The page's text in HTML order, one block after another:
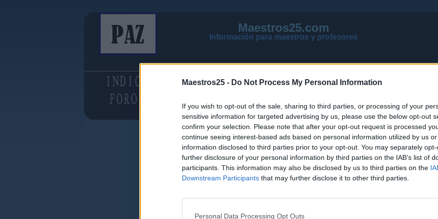
Maestros25 - Do Not Process My Personal Information
If you wish to opt-out of the sale, sharing to third parties, or processing of your
sensitive information for targeted advertising by us, please use the below opt-out
confirm your selection. Please note that after your opt-out request is processed
continue seeing interest-based ads based on personal information utilized by us
information disclosed to third parties prior to your opt-out. You may separately
further disclosure of your personal information by third parties on the IAB’s list of
participants. This information may also be disclosed by us to third parties on the
Downstream Participants that may further disclose it to other third parties.
Personal Data Processing Opt Outs
Maestros25.com
Información para maestros y profesores
VER MENSAJES NUEVOS DE TODOS LOS FOROS
NOTICIAS ACTUALIZADAS OPOSICIONES 2026
NOTICIAS